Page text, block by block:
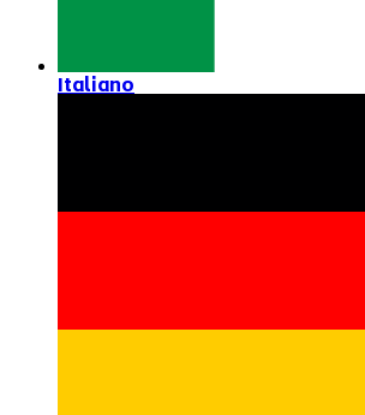
Italiano